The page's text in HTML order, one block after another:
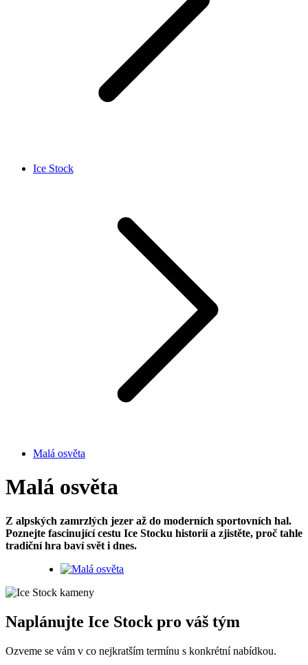
Ice Stock
Malá osvěta
Malá osvěta
Z alpských zamrzlých jezer až do moderních sportovních hal.
Poznejte fascinující cestu Ice Stocku historií a zjistěte, proč tahle
tradiční hra baví svět i dnes.
Naplánujte Ice Stock pro váš tým
Ozveme se vám v co nejkratším termínu s konkrétní nabídkou.